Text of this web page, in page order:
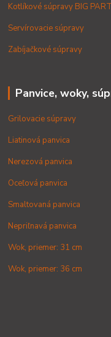
Kotlíkové súpravy BIG
Servírovacie súpravy
Zabíjačkové súpravy
Panvice, woky,
Grilovacie súpravy
Liatinová panvica
Nerezová panvica
Oceľová panvica
Smaltovaná panvica
Nepriľnavá panvica
Wok, priemer: 31 cm
Wok, priemer: 36 cm